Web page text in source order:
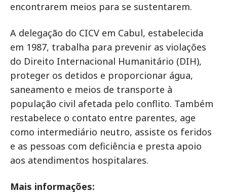
encontrarem meios para se sustentarem.
A delegação do CICV em Cabul, estabelecida
em 1987, trabalha para prevenir as violações
do Direito Internacional Humanitário (DIH),
proteger os detidos e proporcionar água,
saneamento e meios de transporte à
população civil afetada pelo conflito. Também
restabelece o contato entre parentes, age
como intermediário neutro, assiste os feridos
e as pessoas com deficiência e presta apoio
aos atendimentos hospitalares.
Mais informações: